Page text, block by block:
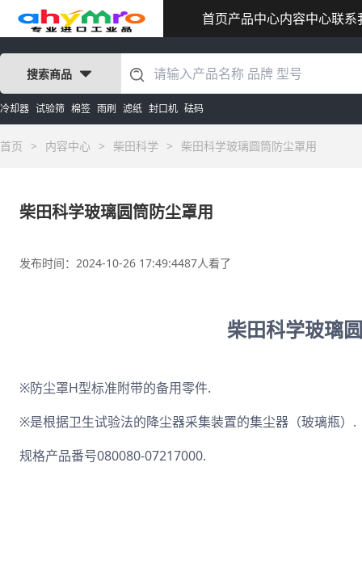
首页产品中心内容中心联系
搜索商品
冷却器 试验筛 棉签 雨刷 滤纸 封口机 砝码
首页 > 内容中心 > 柴田科学 > 柴田科学玻璃圆筒防尘罩用
柴田科学玻璃圆筒防尘罩用
发布时间：2024-10-26 17:49:4487人看了
柴田科学玻璃
※防尘罩H型标准附带的备用零件.
※是根据卫生试验法的降尘器采集装置的集尘器（玻璃瓶）.
规格产品番号080080-07217000.